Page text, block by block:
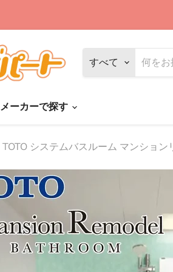
すべて
メーカーで探す
TOTO システムバスルーム マンショ